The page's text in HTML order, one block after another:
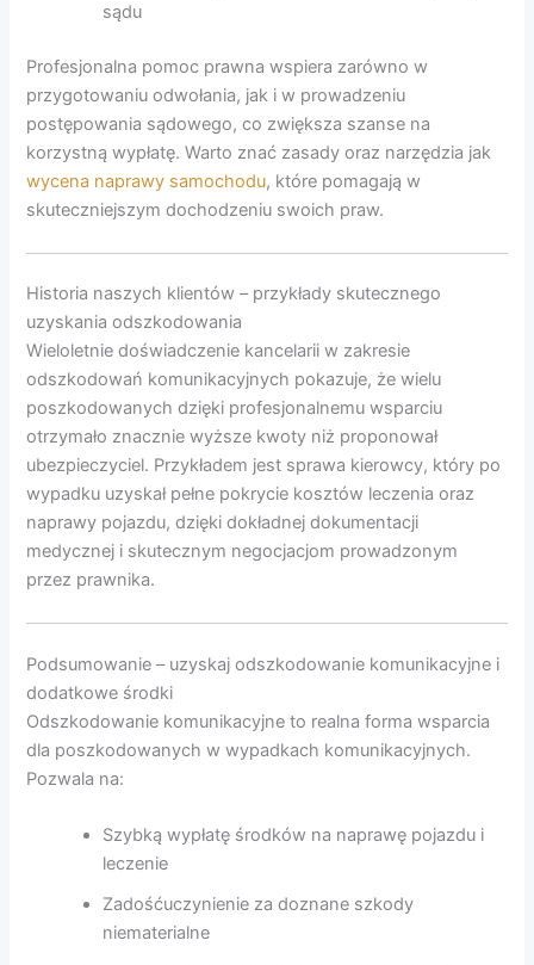
sądu
Profesjonalna pomoc prawna wspiera zarówno w
przygotowaniu odwołania, jak i w prowadzeniu
postępowania sądowego, co zwiększa szanse na
korzystną wypłatę. Warto znać zasady oraz narzędzia jak
wycena naprawy samochodu, które pomagają w
skuteczniejszym dochodzeniu swoich praw.
Historia naszych klientów – przykłady skutecznego
uzyskania odszkodowania
Wieloletnie doświadczenie kancelarii w zakresie
odszkodowań komunikacyjnych pokazuje, że wielu
poszkodowanych dzięki profesjonalnemu wsparciu
otrzymało znacznie wyższe kwoty niż proponował
ubezpieczyciel. Przykładem jest sprawa kierowcy, który po
wypadku uzyskał pełne pokrycie kosztów leczenia oraz
naprawy pojazdu, dzięki dokładnej dokumentacji
medycznej i skutecznym negocjacjom prowadzonym
przez prawnika.
Podsumowanie – uzyskaj odszkodowanie komunikacyjne i
dodatkowe środki
Odszkodowanie komunikacyjne to realna forma wsparcia
dla poszkodowanych w wypadkach komunikacyjnych.
Pozwala na:
Szybką wypłatę środków na naprawę pojazdu i
leczenie
Zadośćuczynienie za doznane szkody
niematerialne